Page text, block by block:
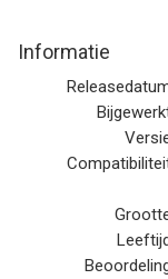
and smash Electrons!
- THE ORIGINAL
tuned real
and find new ones!
- INSTANT LEVEL
THE GAME
Develop strategic
Informatie